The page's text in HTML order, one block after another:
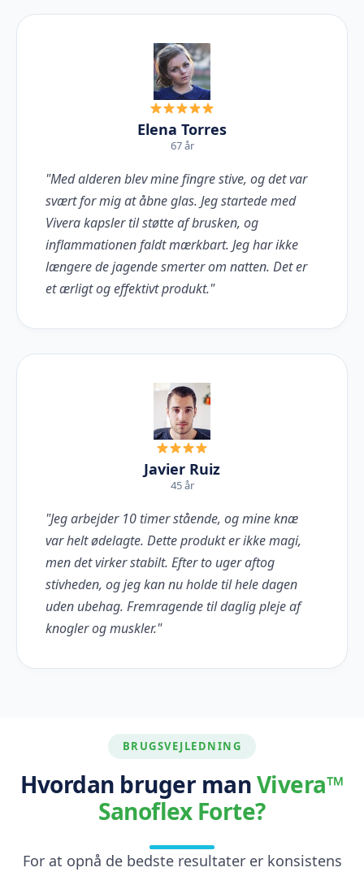
Elena Torres
67 år
"Med alderen blev mine fingre stive, og det var
svært for mig at åbne glas. Jeg startede med
Vivera kapsler til støtte af brusken, og
inflammationen faldt mærkbart. Jeg har ikke
længere de jagende smerter om natten. Det er
et ærligt og effektivt produkt."
Javier Ruiz
45 år
"Jeg arbejder 10 timer stående, og mine knæ
var helt ødelagte. Dette produkt er ikke magi,
men det virker stabilt. Efter to uger aftog
stivheden, og jeg kan nu holde til hele dagen
uden ubehag. Fremragende til daglig pleje af
knogler og muskler."
BRUGSVEJLEDNING
Hvordan bruger manVivera™
Sanoflex Forte?
For at opnå de bedste resultater er konsistens